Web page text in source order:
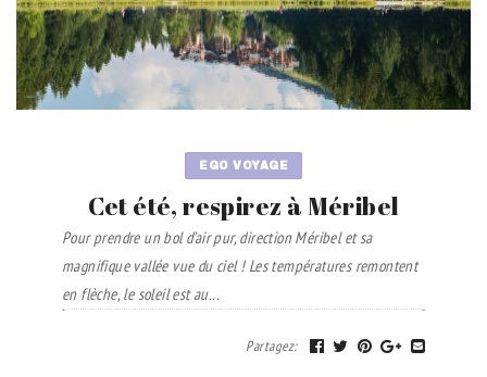
EGO VOYAGE
Cet été, respirez à Méribel
Pour prendre un bol d’air pur, direction Méribel et sa
magnifique vallée vue du ciel ! Les températures remontent
en flèche, le soleil est au...
Partagez: